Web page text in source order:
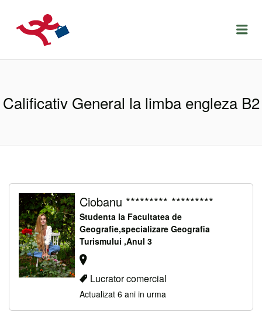
LOCURIDEMUNCACLUJ.NET
Calificativ General la limba engleza B2
Ciobanu ********* *********
Studenta la Facultatea de
Geografie,specializare Geografia
Turismului ,Anul 3
Lucrator comercial
Actualizat 6 ani in urma